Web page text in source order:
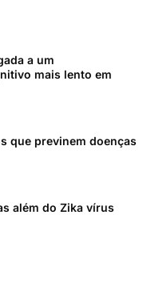
a um
mais lento em
que previnem doenças
além do Zika vírus